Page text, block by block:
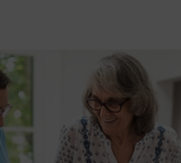
Contactez-
Réponse sous 24h